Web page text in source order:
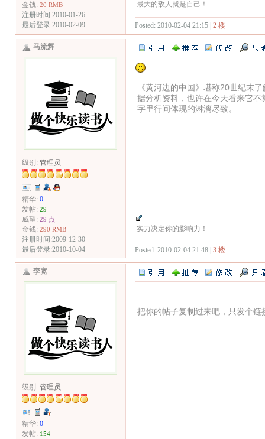
金钱: 20 RMB
注册时间:2010-01-26
最后登录:2010-02-09
最大的敌人就是自己！
Posted: 2010-02-04 21:15 | 2 楼
马流辉
级别: 管理员
精华: 0
发帖: 29
威望: 29 点
金钱: 290 RMB
注册时间:2009-12-30
最后登录:2010-10-04
《黄河边的中国》堪称20世纪末
据分析资料，也许在今天看来它
字里行间体现的淋漓尽致。
实力决定你的影响力！
Posted: 2010-02-04 21:48 | 3 楼
李宽
级别: 管理员
精华: 0
发帖: 154
把你的帖子复制过来吧，只发个链